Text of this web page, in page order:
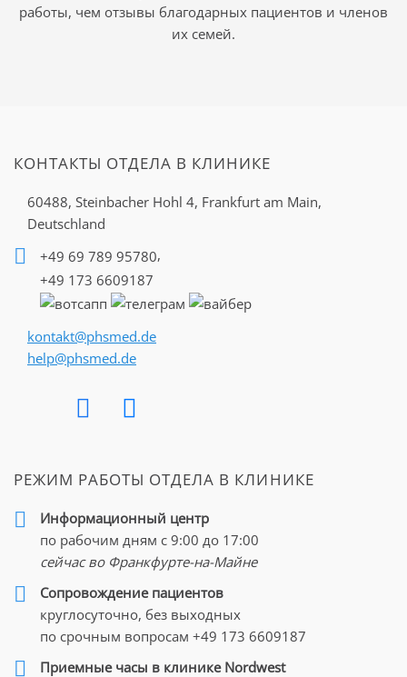
работы, чем отзывы благодарных пациентов и членов
их семей.
КОНТАКТЫ ОТДЕЛА В КЛИНИКЕ
60488, Steinbacher Hohl 4, Frankfurt am Main,
Deutschland
+49 69 789 95780,
+49 173 6609187
kontakt@phsmed.de
help@phsmed.de
РЕЖИМ РАБОТЫ ОТДЕЛА В КЛИНИКЕ
Информационный центр
по рабочим дням с 9:00 до 17:00
сейчас во Франкфурте-на-Майне
Cопровождение пациентов
круглосуточно, без выходных
по срочным вопросам +49 173 6609187
Приемные часы в клинике Nordwest